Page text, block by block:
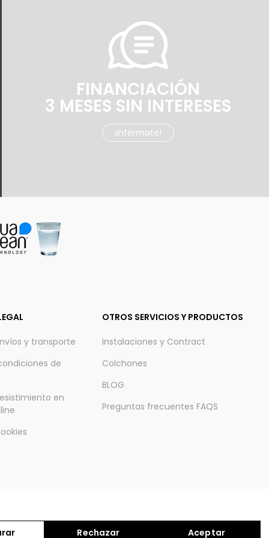
FINANCIACIÓN
3 MESES SIN INTERESES
¡Infórmate!
y transporte
de
en
OTROS SERVICIOS Y PRODUCTOS
Instalaciones y Contract
Colchones
BLOG
Preguntas frecuentes FAQS
Rechazar Aceptar